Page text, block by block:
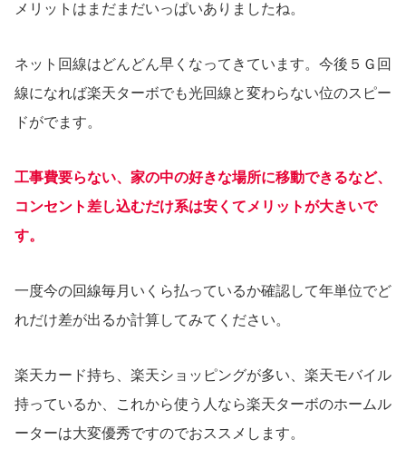
メリットはまだまだいっぱいありましたね。
ネット回線はどんどん早くなってきています。今後５Ｇ回
線になれば楽天ターボでも光回線と変わらない位のスピー
ドがでます。
工事費要らない、家の中の好きな場所に移動できるなど、
コンセント差し込むだけ系は安くてメリットが大きいで
す。
一度今の回線毎月いくら払っているか確認して年単位でど
れだけ差が出るか計算してみてください。
楽天カード持ち、楽天ショッピングが多い、楽天モバイル
持っているか、これから使う人なら楽天ターボのホームル
ーターは大変優秀ですのでおススメします。